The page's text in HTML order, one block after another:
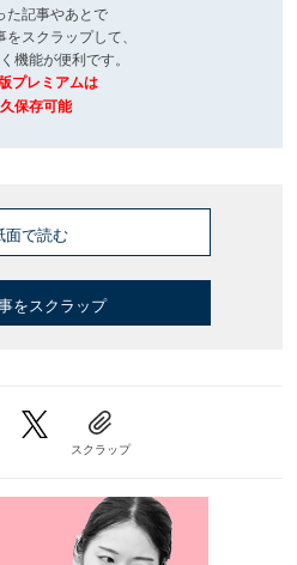
た記事やあとで
スクラップして、
機能が便利です。
プレミアムは
保存可能
面で読む
をスクラップ
スクラップ